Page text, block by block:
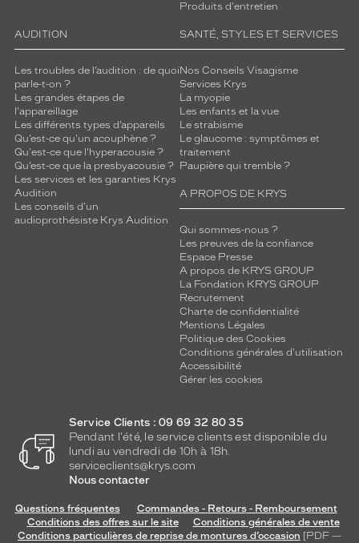
Produits d'entretien
AUDITION
Les troubles de l’audition : de quoi
parle-t-on ?
Les grandes étapes de
l'appareillage
Les différents types d’appareils
Qu’est-ce qu'un acouphène ?
Qu'est-ce que l'hyperacousie ?
Qu’est-ce que la presbyacousie ?
Les services et les garanties Krys
Audition
Les conseils d'un
audioprothésiste Krys Audition
SANTÉ, STYLES ET SERVICES
Nos Conseils Visagisme
Services Krys
La myopie
Les enfants et la vue
Le strabisme
Le glaucome : symptômes et
traitement
Paupière qui tremble ?
A PROPOS DE KRYS
Qui sommes-nous ?
Les preuves de la confiance
Espace Presse
A propos de KRYS GROUP
La Fondation KRYS GROUP
Recrutement
Charte de confidentialité
Mentions Légales
Politique des Cookies
Conditions générales d'utilisation
Accessibilité
Gérer les cookies
Service Clients : 09 69 32 80 35
Pendant l'été, le service clients est disponible du
lundi au vendredi de 10h à 18h.
serviceclients@krys.com
Nous contacter
Questions fréquentes
Commandes - Retours - Remboursement
Conditions des offres sur le site
Conditions générales de vente
Conditions particulières de reprise de montures d’occasion [PDF —